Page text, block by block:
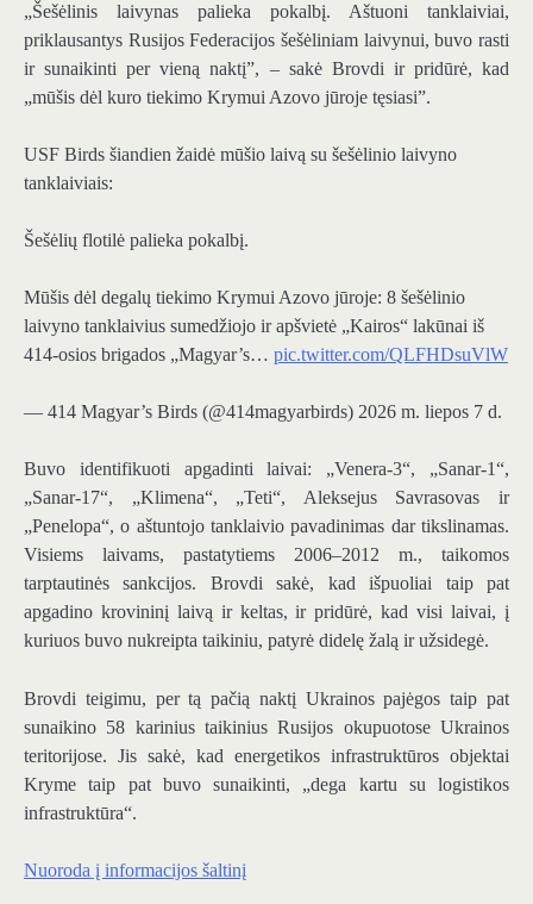
„Šešėlinis laivynas palieka pokalbį. Aštuoni tanklaiviai,
priklausantys Rusijos Federacijos šešėliniam laivynui, buvo rasti
ir sunaikinti per vieną naktį”, – sakė Brovdi ir pridūrė, kad
„mūšis dėl kuro tiekimo Krymui Azovo jūroje tęsiasi”.
USF Birds šiandien žaidė mūšio laivą su šešėlinio laivyno
tanklaiviais:
Šešėlių flotilė palieka pokalbį.
Mūšis dėl degalų tiekimo Krymui Azovo jūroje: 8 šešėlinio
laivyno tanklaivius sumedžiojo ir apšvietė „Kairos“ lakūnai iš
414-osios brigados „Magyar’s… pic.twitter.com/QLFHDsuVlW
— 414 Magyar’s Birds (@414magyarbirds) 2026 m. liepos 7 d.
Buvo identifikuoti apgadinti laivai: „Venera-3“, „Sanar-1“,
„Sanar-17“, „Klimena“, „Teti“, Aleksejus Savrasovas ir
„Penelopa“, o aštuntojo tanklaivio pavadinimas dar tikslinamas.
Visiems laivams, pastatytiems 2006–2012 m., taikomos
tarptautinės sankcijos. Brovdi sakė, kad išpuoliai taip pat
apgadino krovininį laivą ir keltas, ir pridūrė, kad visi laivai, į
kuriuos buvo nukreipta taikiniu, patyrė didelę žalą ir užsidegė.
Brovdi teigimu, per tą pačią naktį Ukrainos pajėgos taip pat
sunaikino 58 karinius taikinius Rusijos okupuotose Ukrainos
teritorijose. Jis sakė, kad energetikos infrastruktūros objektai
Kryme taip pat buvo sunaikinti, „dega kartu su logistikos
infrastruktūra“.
Nuoroda į informacijos šaltinį